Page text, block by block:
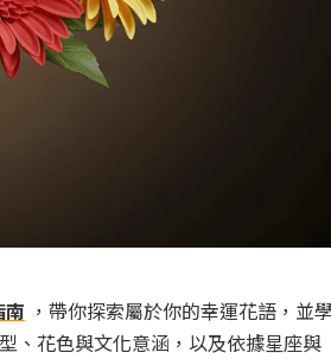
，帶你探索屬於你的幸運花語，並
、花色與文化意涵，以及依據星座與